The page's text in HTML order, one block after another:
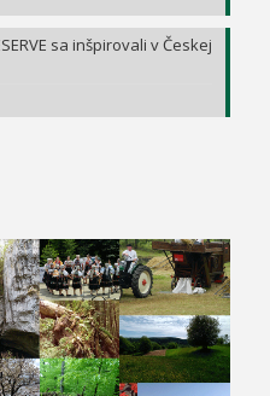
sa inšpirovali v Českej